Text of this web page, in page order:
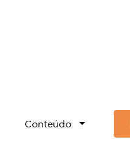
Conteúdo